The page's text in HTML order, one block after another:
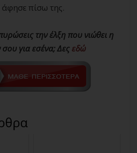
πίσω της.
την έλξη που νιώθει η
για εσένα; Δες εδώ